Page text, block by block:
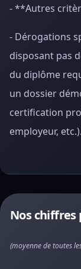
- **Autres
- Dérogations
disposant pas
du diplôme
un dossier
certification
employeur, etc.).
Nos
(moyenne de toutes